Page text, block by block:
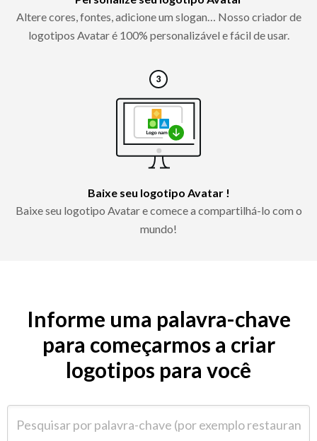
Altere cores, fontes, adicione um slogan… Nosso criador de
logotipos Avatar é 100% personalizável e fácil de usar.
Baixe seu logotipo Avatar !
Baixe seu logotipo Avatar e comece a compartilhá-lo com o
mundo!
Informe uma palavra-chave
para começarmos a criar
logotipos para você